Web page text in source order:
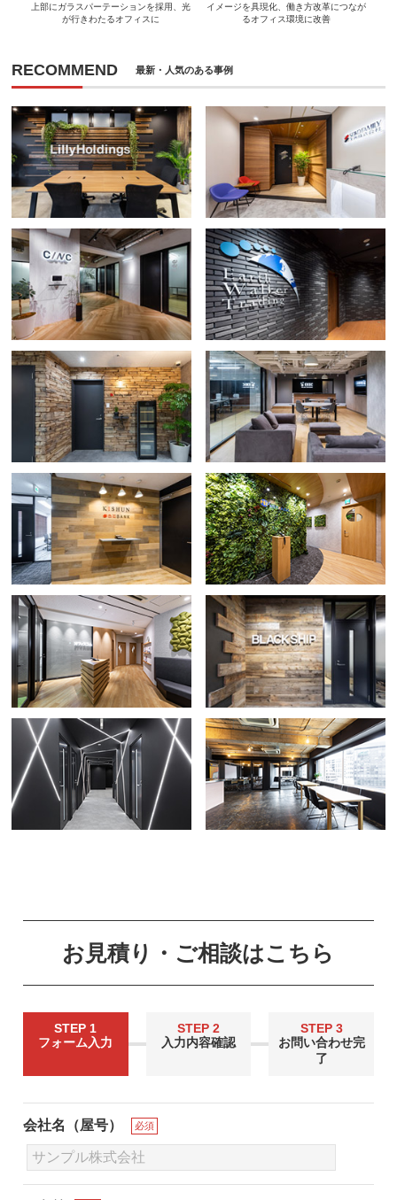
上部にガラスパーテーションを採用、光
が行きわたるオフィスに
イメージを具現化、働き方改革につなが
るオフィス環境に改善
RECOMMEND 最新・人気のある事例
お見積り・ご相談はこちら
STEP 1
フォーム入力
STEP 2
入力内容確認
STEP 3
お問い合わせ完
了
会社名（屋号） 必須